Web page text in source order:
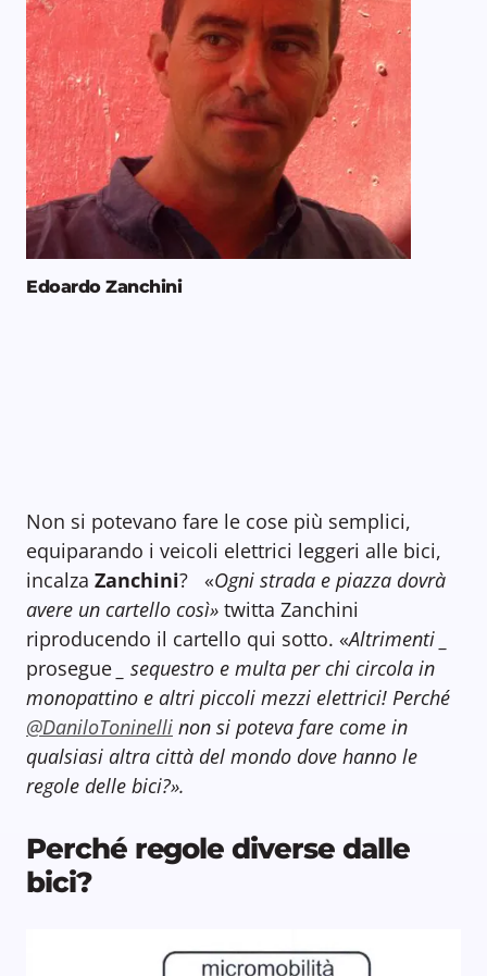
Edoardo Zanchini
Non si potevano fare le cose più semplici,
equiparando i veicoli elettrici leggeri alle bici,
incalza Zanchini? «Ogni strada e piazza dovrà
avere un cartello così» twitta Zanchini
riproducendo il cartello qui sotto. «Altrimenti _
prosegue _ sequestro e multa per chi circola in
monopattino e altri piccoli mezzi elettrici! Perché
@DaniloToninelli non si poteva fare come in
qualsiasi altra città del mondo dove hanno le
regole delle bici?».
Perché regole diverse dalle
bici?